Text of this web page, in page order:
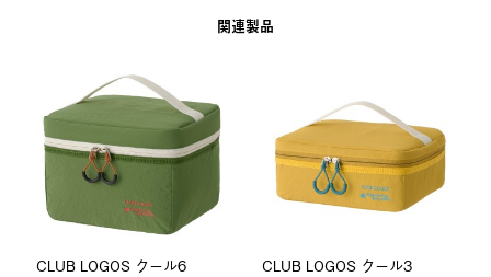
関連製品
CLUB LOGOS クール6 CLUB LOGOS クール3